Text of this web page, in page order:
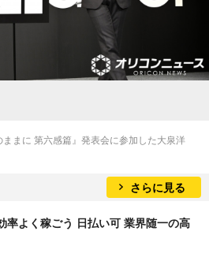
まに 第六感篇』発表会に参加した大泉洋
さらに見る
率よく稼ごう 日払い可 業界随一の高